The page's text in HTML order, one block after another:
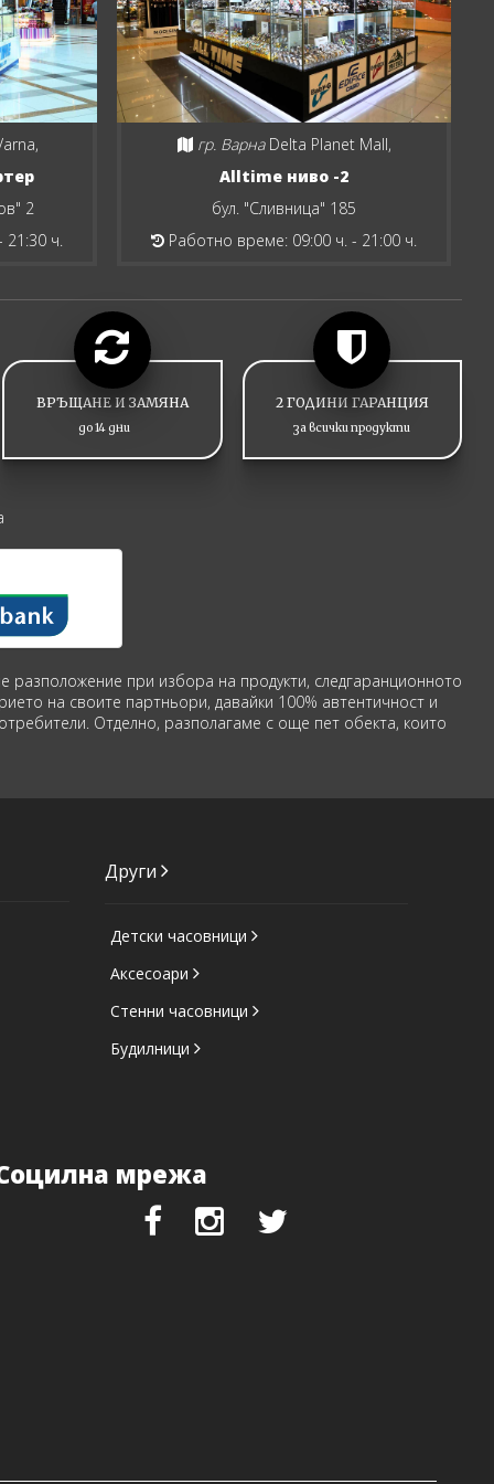
2
21:30 ч.
гр. Варна Delta Planet Mall,
Alltime ниво -2
бул. "Сливница" 185
Работно време: 09:00 ч. - 21:00 ч.
ВРЪЩАНЕ И ЗАМЯНА
до 14 дни
2 ГОДИНИ ГАРАНЦИЯ
за всички продукти
разположение при избора на продукти, следгаранционното
на своите партньори, давайки 100% автентичност и
Отделно, разполагаме с още пет обекта, които
Други
Детски часовници
Аксесоари
Стенни часовници
Будилници
мрежа